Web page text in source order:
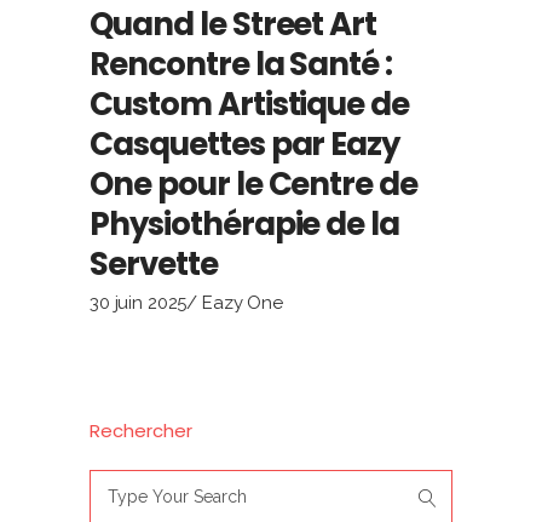
Quand le Street Art
Rencontre la Santé :
Custom Artistique de
Casquettes par Eazy
One pour le Centre de
Physiothérapie de la
Servette
30 juin 2025 Eazy One
Rechercher
for: